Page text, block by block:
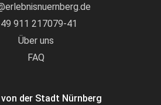
911 217079-41
Über uns
FAQ
der Stadt Nürnberg